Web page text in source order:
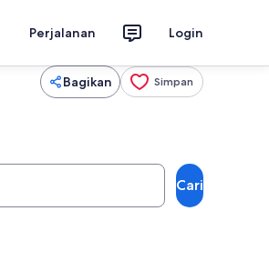
Perjalanan Login
Bagikan Simpan
Cari